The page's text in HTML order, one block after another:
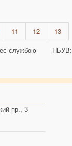
11 12 13
службою НБУВ:
пр., 3